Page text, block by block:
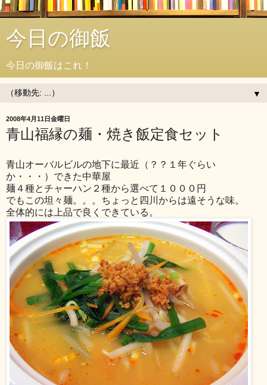
今日の御飯
今日の御飯はこれ！
▼
2008年4月11日金曜日
青山福縁の麺・焼き飯定食セット
青山オーバルビルの地下に最近（？？１年ぐらい
か・・・）できた中華屋
麺４種とチャーハン２種から選べて１０００円
でもこの坦々麺。。。ちょっと四川からは遠そうな味。
全体的には上品で良くできている。